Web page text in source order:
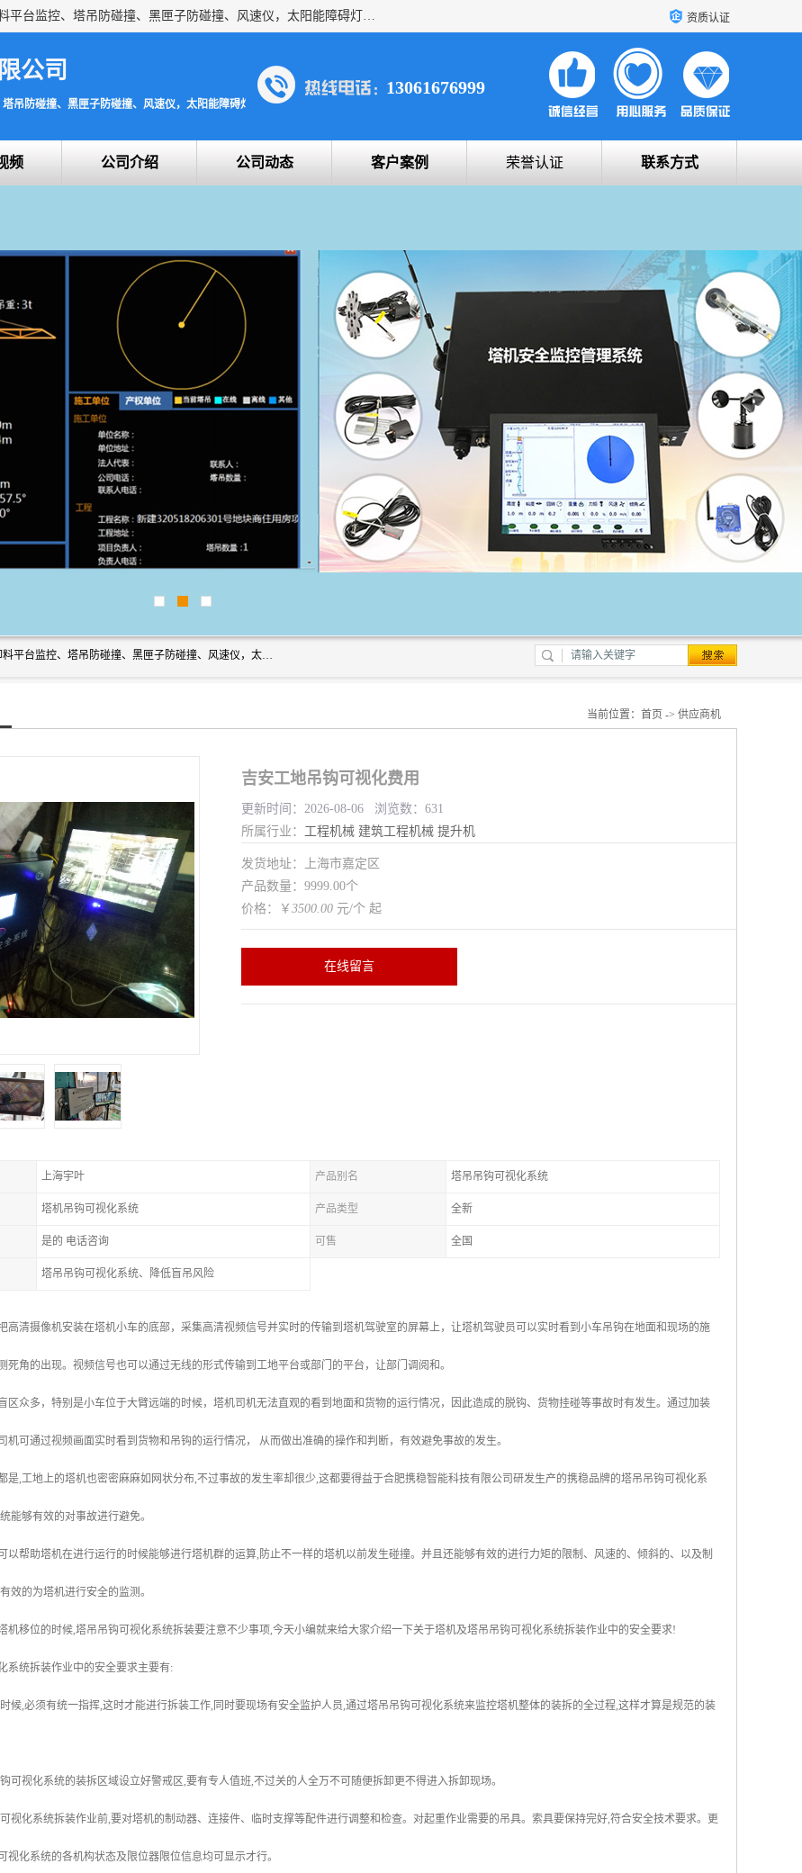
上海宇叶电子科技有限公司是吊钩视频监控、升降机监控、卸料平台监控、塔吊防碰撞、黑匣子防碰撞、风速仪，太阳能障碍灯安全提示灯等一系列升降机的常用配件产品专业研发生产加工的公司，拥有完整、科学的质量管理体系。 资质认证
公司
吊防碰撞、黑匣子防碰撞、风速仪，太阳能障碍灯安全提示灯
13061676999
频 公司介绍 公司动态 客户案例 荣誉认证 联系方式
上海宇叶电子科技有限公司是吊钩视频监控、升降机监控、卸料平台监控、塔吊防碰撞、黑匣子防碰撞、风速仪，太阳能障碍灯安全提示灯等一系列升降机的常用配件产品专业研发生产加工的公司，拥有完整、科学的质量管理体系。
当前位置： 首页 -> 供应商机
吉安工地吊钩可视化费用
更新时间：2026-08-06 浏览数：631
所属行业： 工程机械 建筑工程机械 提升机
发货地址：上海市嘉定区
产品数量：9999.00个
价格：￥ 3500.00 元/个 起
在线留言
上海宇叶 产品别名 塔吊吊钩可视化系统
塔机吊钩可视化系统 产品类型 全新
是的 电话咨询 可售 全国
塔吊吊钩可视化系统、降低盲吊风险
高清摄像机安装在塔机小车的底部，采集高清视频信号并实时的传输到塔机驾驶室的屏幕上，让塔机驾驶员可以实时看到小车吊钩在地面和现场的施
死角的出现。视频信号也可以通过无线的形式传输到工地平台或部门的平台，让部门调阅和。
区众多，特别是小车位于大臂远端的时候，塔机司机无法直观的看到地面和货物的运行情况，因此造成的脱钩、货物挂碰等事故时有发生。通过加装
机可通过视频画面实时看到货物和吊钩的运行情况， 从而做出准确的操作和判断，有效避免事故的发生。
是,工地上的塔机也密密麻麻如网状分布,不过事故的发生率却很少,这都要得益于合肥携稳智能科技有限公司研发生产的携稳品牌的塔吊吊钩可视化系
能够有效的对事故进行避免。
以帮助塔机在进行运行的时候能够进行塔机群的运算,防止不一样的塔机以前发生碰撞。并且还能够有效的进行力矩的限制、风速的、倾斜的、以及制
效的为塔机进行安全的监测。
机移位的时候,塔吊吊钩可视化系统拆装要注意不少事项,今天小编就来给大家介绍一下关于塔机及塔吊吊钩可视化系统拆装作业中的安全要求!
系统拆装作业中的安全要求主要有:
候,必须有统一指挥,这时才能进行拆装工作,同时要现场有安全监护人员,通过塔吊吊钩可视化系统来监控塔机整体的装拆的全过程,这样才算是规范的装
可视化系统的装拆区域设立好警戒区,要有专人值班,不过关的人全万不可随便拆卸更不得进入拆卸现场。
视化系统拆装作业前,要对塔机的制动器、连接件、临时支撑等配件进行调整和检查。对起重作业需要的吊具。索具要保持完好,符合安全技术要求。更
视化系统的各机构状态及限位器限位信息均可显示才行。